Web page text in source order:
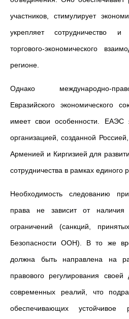
участников, стимулирует
укрепляет сотрудничество и
торгового-экономического
регионе.
Однако международно-
Евразийского экономического
имеет свои особенности. ЕАЭС
организацией, созданной
Арменией и Киргизией для
сотрудничества в рамках единого
Необходимость следованию
права не зависит от наличия
ограничений (санкций,
Безопасности ООН). В то же
должна быть направлена на
правового регулирования своей
современных реалий, что
обеспечивающих устойчивое